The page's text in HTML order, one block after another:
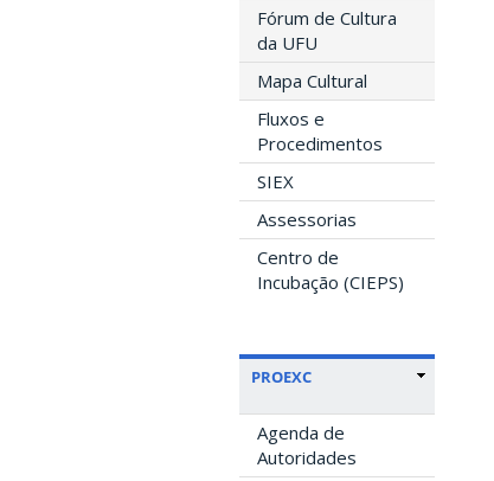
Fórum de Cultura
da UFU
Mapa Cultural
Fluxos e
Procedimentos
SIEX
Assessorias
Centro de
Incubação (CIEPS)
PROEXC
Agenda de
Autoridades